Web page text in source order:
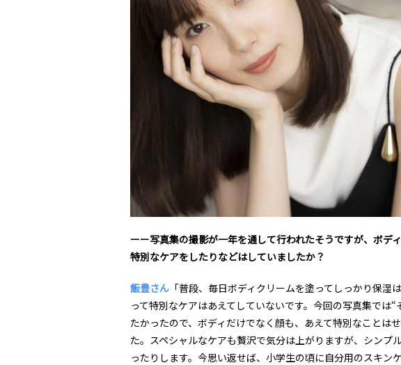
ーー写真集の撮影が一年を通して行われたそうですが、ボデ
特別なケアをしたりなどはしていましたか？
飯豊さん 「普段、毎日ボディクリームを塗ってしっかり保
って特別なケアはあえてしていないです。今回の写真集では
たかったので、ボディだけでなく顔も、あえて特別なことは
た。スペシャルなケアも贅沢で気分は上がりますが、シンプ
ったりします。今思い返せば、小学生の頃に自分用のスキン